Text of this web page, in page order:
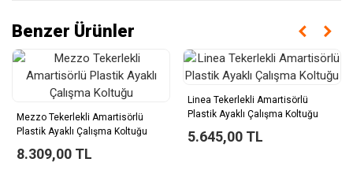
Benzer Ürünler
Mezzo Tekerlekli Amartisörlü
Plastik Ayaklı Çalışma Koltuğu
8.309,00 TL
Linea Tekerlekli Amartisörlü
Plastik Ayaklı Çalışma Koltuğu
5.645,00 TL